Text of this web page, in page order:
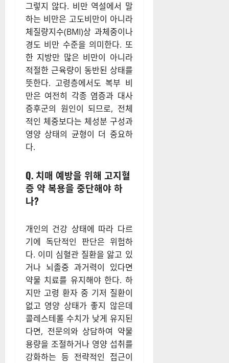
그렇지 않다. 비만 역설에서 말
하는 비만은 고도비만이 아니라
체질량지수(BMI)상 과체중이나
경도 비만 수준을 의미한다. 또
한 지방만 많은 비만이 아니라
적절한 근육량이 동반된 상태를
뜻한다. 고령층에서도 복부 비
만은 여전히 각종 염증과 대사
증후군의 원인이 되므로, 전체
적인 체중보다는 체성분 구성과
영양 상태의 균형이 더 중요하
다.
Q. 치매 예방을 위해 고지혈
증 약 복용을 중단해야 하
나?
개인의 건강 상태에 따라 다르
기에 독단적인 판단은 위험하
다. 이미 심혈관 질환을 앓고 있
거나 뇌졸중 과거력이 있다면
약물 치료를 유지해야 한다. 하
지만 고령 환자 중 기저 질환이
없고 영양 상태가 좋지 않은데
콜레스테롤 수치가 낮게 유지된
다면, 전문의와 상담하여 약물
용량을 조절하거나 영양 섭취를
강화하는 등 전략적인 접근이